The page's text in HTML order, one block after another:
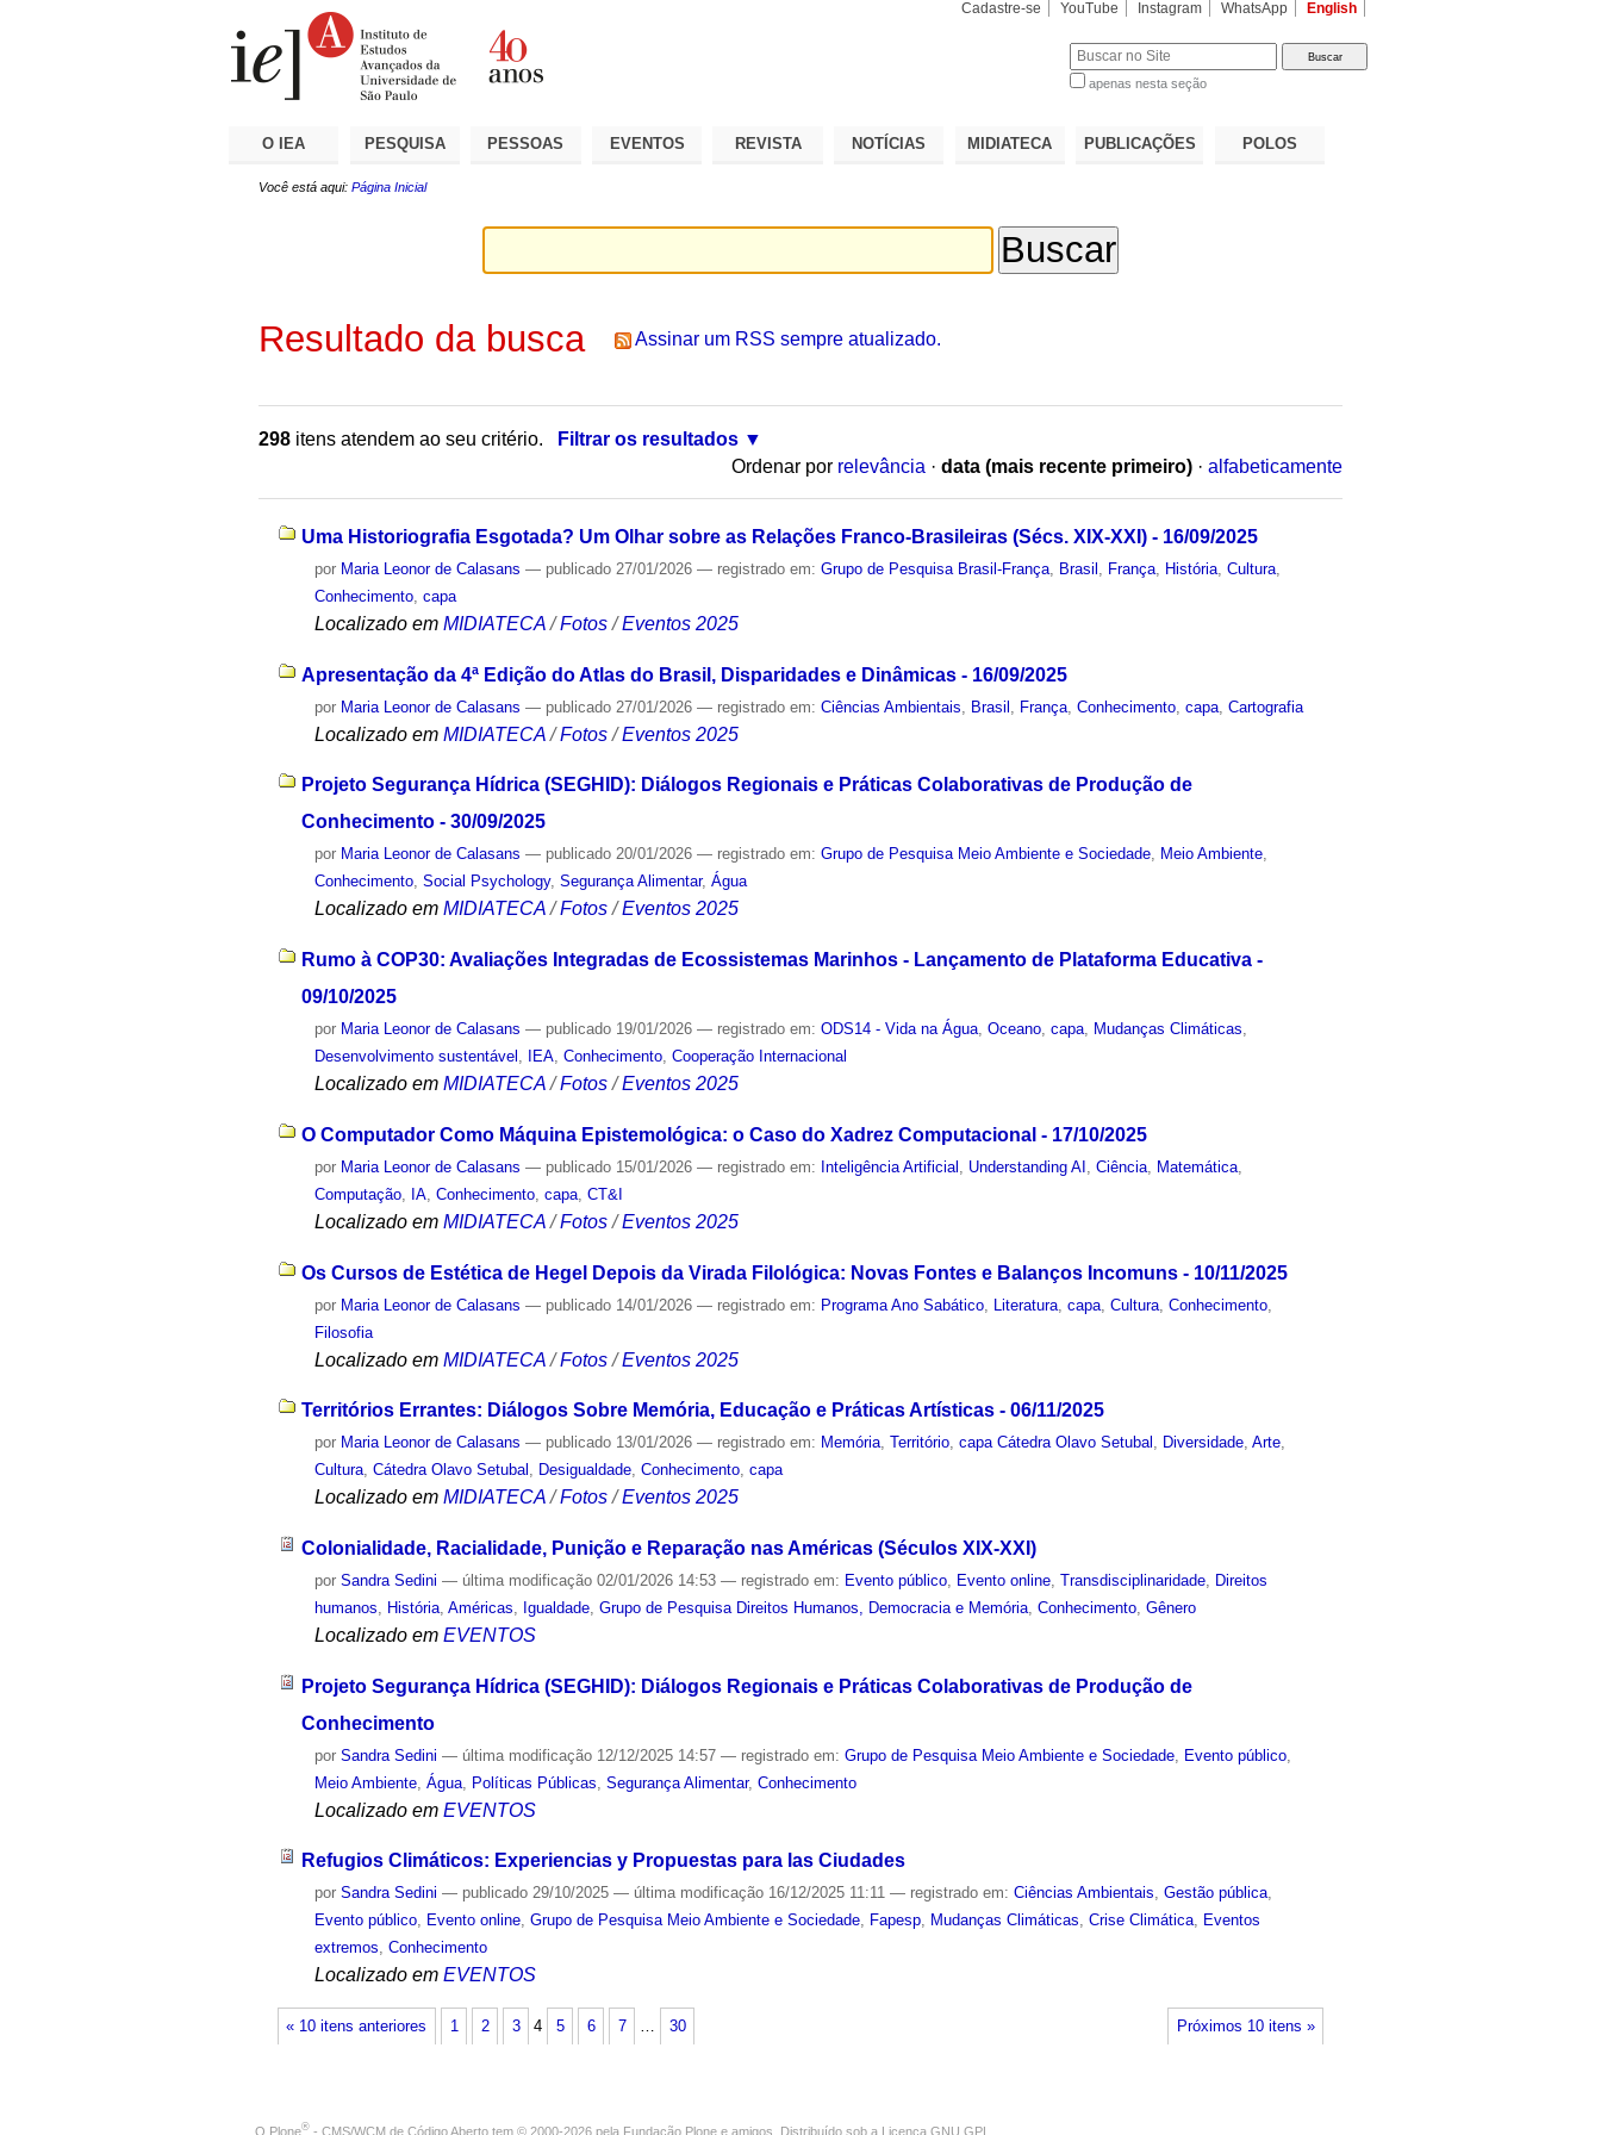
Cadastre-se YouTube Instagram WhatsApp English
apenas nesta seção
O IEA PESQUISA PESSOAS EVENTOS REVISTA NOTÍCIAS MIDIATECA PUBLICAÇÕES POLOS
Você está aqui: Página Inicial
Resultado da busca Assinar um RSS sempre atualizado.
298 itens atendem ao seu critério.
Filtrar os resultados
Ordenar por relevância · data (mais recente primeiro) · alfabeticamente
Uma Historiografia Esgotada? Um Olhar sobre as Relações Franco-Brasileiras (Sécs. XIX-XXI) - 16/09/2025
por Maria Leonor de Calasans — publicado 27/01/2026— registrado em:Grupo de Pesquisa Brasil-França Brasil França História ,Cultura
Conhecimento ,capa
Localizado em MIDIATECA /Fotos /Eventos 2025
Apresentação da 4ª Edição do Atlas do Brasil, Disparidades e Dinâmicas - 16/09/2025
por Maria Leonor de Calasans — publicado 27/01/2026— registrado em:Ciências Ambientais Brasil França ,Conhecimento ,capa ,Cartografia
Localizado em MIDIATECA /Fotos /Eventos 2025
Projeto Segurança Hídrica (SEGHID): Diálogos Regionais e Práticas Colaborativas de Produção de
Conhecimento - 30/09/2025
por Maria Leonor de Calasans — publicado 20/01/2026— registrado em:Grupo de Pesquisa Meio Ambiente e Sociedade, Meio Ambiente,
Conhecimento,Social Psychology,Segurança Alimentar,Água
Localizado em MIDIATECA /Fotos /Eventos 2025
Rumo à COP30: Avaliações Integradas de Ecossistemas Marinhos - Lançamento de Plataforma Educativa -
09/10/2025
por Maria Leonor de Calasans — publicado 19/01/2026— registrado em:ODS14 - Vida na Água,Oceano,capa, Mudanças Climáticas,
Desenvolvimento sustentável , IEA,Conhecimento,Cooperação Internacional
Localizado em MIDIATECA /Fotos /Eventos 2025
O Computador Como Máquina Epistemológica: o Caso do Xadrez Computacional - 17/10/2025
por Maria Leonor de Calasans — publicado 15/01/2026— registrado em: Inteligência Artificial Understanding AI ,Ciência Matemática
Computação
IA ,Conhecimento ,capa ,CT&I
Localizado em MIDIATECA /Fotos /Eventos 2025
Os Cursos de Estética de Hegel Depois da Virada Filológica: Novas Fontes e Balanços Incomuns - 10/11/2025
por Maria Leonor de Calasans — publicado 14/01/2026— registrado em: Programa Ano Sabático Literatura ,capa ,Cultura ,Conhecimento
Filosofia
Localizado em MIDIATECA /Fotos /Eventos 2025
Territórios Errantes: Diálogos Sobre Memória, Educação e Práticas Artísticas - 06/11/2025
por Maria Leonor de Calasans — publicado 13/01/2026— registrado em: Memória,Território,capa Cátedra Olavo Setubal , Diversidade,Arte,
Cultura,Cátedra Olavo Setubal , Desigualdade,Conhecimento,capa
Localizado em MIDIATECA /Fotos /Eventos 2025
Colonialidade, Racialidade, Punição e Reparação nas Américas (Séculos XIX-XXI)
porSandra Sedini — última modificação 02/01/2026 14:53— registrado em: Evento público Evento online ,Transdisciplinaridade
Direitos
humanos
História ,Américas Igualdade ,Grupo de Pesquisa Direitos Humanos, Democracia e Memória ,Conhecimento ,Gênero
Localizado em EVENTOS
Projeto Segurança Hídrica (SEGHID): Diálogos Regionais e Práticas Colaborativas de Produção de
Conhecimento
porSandra Sedini — última modificação 12/12/2025 14:57— registrado em:Grupo de Pesquisa Meio Ambiente e Sociedade Evento público
Meio Ambiente ,Água Políticas Públicas ,Segurança Alimentar,Conhecimento
Localizado em EVENTOS
Refugios Climáticos: Experiencias y Propuestas para las Ciudades
porSandra Sedini — publicado 29/10/2025— última modificação 16/12/2025 11:11— registrado em:Ciências Ambientais,Gestão pública,
Evento público, Evento online,Grupo de Pesquisa Meio Ambiente e Sociedade, Fapesp, Mudanças Climáticas,Crise Climática, Eventos
extremos,Conhecimento
Localizado em EVENTOS
« 10 itens anteriores Próximos 10 itens »
1 2 3 4 5 6 7 30
O Plone® - CMS/WCM de Código Aberto tem © 2000-2026 pela Fundação Plone e amigos. Distribuído sob a Licença GNU GPL